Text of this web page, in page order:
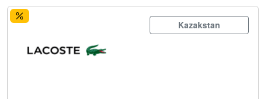
Kazakstan